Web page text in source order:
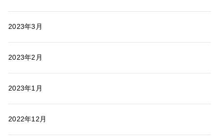
2023年3月
2023年2月
2023年1月
2022年12月